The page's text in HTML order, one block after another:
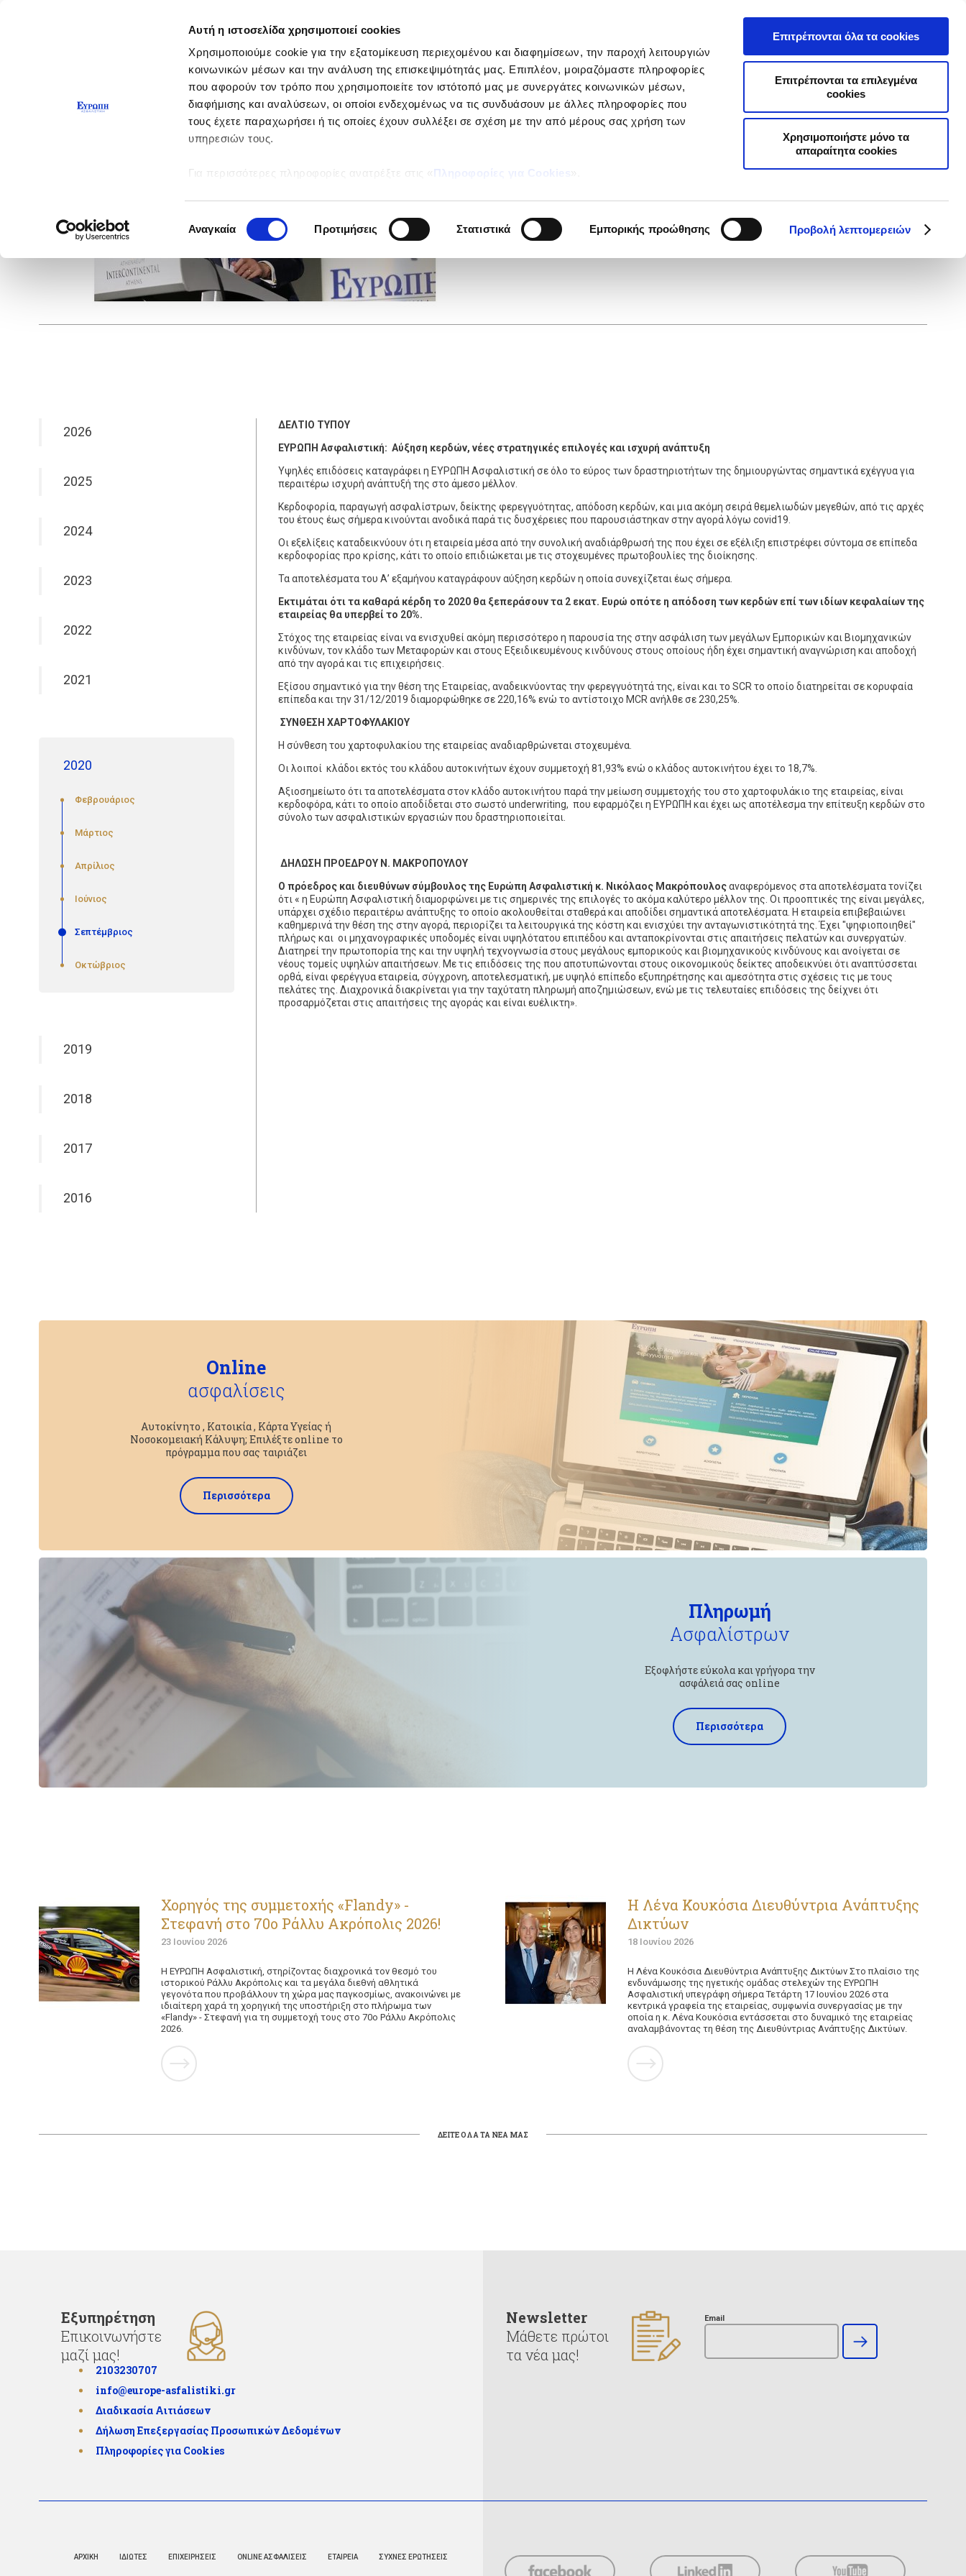
Αυτή η ιστοσελίδα χρησιμοποιεί cookies
Χρησιμοποιούμε cookie για την εξατομίκευση περιεχομένου και διαφημίσεων, την παροχή λειτουργιών
κοινωνικών μέσων και την ανάλυση της επισκεψιμότητάς μας. Επιπλέον, μοιραζόμαστε πληροφορίες
που αφορούν τον τρόπο που χρησιμοποιείτε τον ιστότοπό μας με συνεργάτες κοινωνικών μέσων,
διαφήμισης και αναλύσεων, οι οποίοι ενδεχομένως να τις συνδυάσουν με άλλες πληροφορίες που
τους έχετε παραχωρήσει ή τις οποίες έχουν συλλέξει σε σχέση με την από μέρους σας χρήση των
υπηρεσιών τους.
Για περισσότερες πληροφορίες ανατρέξτε στις « Πληροφορίες για Cookies ».
συγκατάθεσης
Αναγκαία Προτιμήσεις Στατιστικά Εμπορικής προώθησης Προβολή λεπτομερειών
Επιτρέπονται όλα τα cookies
Επιτρέπονται τα επιλεγμένα
cookies
Χρησιμοποιήστε μόνο τα
απαραίτητα cookies
Ιδιώτες Επιχειρήσεις Online Ασφαλίσεις
2026
2025
2024
2023
2022
2021
2020
Φεβρουάριος
Μάρτιος
Απρίλιος
Ιούνιος
Σεπτέμβριος
Οκτώβριος
2019
2018
2017
2016
ΔΕΛΤΙΟ ΤΥΠΟΥ
ΕΥΡΩΠΗ Ασφαλιστική: Αύξηση κερδών, νέες στρατηγικές επιλογές και ισχυρή ανάπτυξη
Υψηλές επιδόσεις καταγράφει η ΕΥΡΩΠΗ Ασφαλιστική σε όλο το εύρος των δραστηριοτήτων της δημιουργώντας σημαντικά εχέγγυα για
περαιτέρω ισχυρή ανάπτυξή της στο άμεσο μέλλον.
Κερδοφορία, παραγωγή ασφαλίστρων, δείκτης φερεγγυότητας, απόδοση κερδών, και μια ακόμη σειρά θεμελιωδών μεγεθών, από τις αρχές
του έτους έως σήμερα κινούνται ανοδικά παρά τις δυσχέρειες που παρουσιάστηκαν στην αγορά λόγω covid19.
Οι εξελίξεις καταδεικνύουν ότι η εταιρεία μέσα από την συνολική αναδιάρθρωσή της που έχει σε εξέλιξη επιστρέφει σύντομα σε επίπεδα
κερδοφορίας προ κρίσης, κάτι το οποίο επιδιώκεται με τις στοχευμένες πρωτοβουλίες της διοίκησης.
Τα αποτελέσματα του Α’ εξαμήνου καταγράφουν αύξηση κερδών η οποία συνεχίζεται έως σήμερα.
Εκτιμάται ότι τα καθαρά κέρδη το 2020 θα ξεπεράσουν τα 2 εκατ. Ευρώ οπότε η απόδοση των κερδών επί των ιδίων κεφαλαίων της
εταιρείας θα υπερβεί το 20%.
Στόχος της εταιρείας είναι να ενισχυθεί ακόμη περισσότερο η παρουσία της στην ασφάλιση των μεγάλων Εμπορικών και Βιομηχανικών
κινδύνων, τον κλάδο των Μεταφορών και στους Εξειδικευμένους κινδύνους στους οποίους ήδη έχει σημαντική αναγνώριση και αποδοχή
από την αγορά και τις επιχειρήσεις.
Εξίσου σημαντικό για την θέση της Εταιρείας, αναδεικνύοντας την φερεγγυότητά της, είναι και το SCR το οποίο διατηρείται σε κορυφαία
επίπεδα και την 31/12/2019 διαμορφώθηκε σε 220,16% ενώ το αντίστοιχο MCR ανήλθε σε 230,25%.
ΣΥΝΘΕΣΗ ΧΑΡΤΟΦΥΛΑΚΙΟΥ
Η σύνθεση του χαρτοφυλακίου της εταιρείας αναδιαρθρώνεται στοχευμένα.
Οι λοιποί κλάδοι εκτός του κλάδου αυτοκινήτων έχουν συμμετοχή 81,93% ενώ ο κλάδος αυτοκινήτου έχει το 18,7%.
Αξιοσημείωτο ότι τα αποτελέσματα στον κλάδο αυτοκινήτου παρά την μείωση συμμετοχής του στο χαρτοφυλάκιο της εταιρείας, είναι
κερδοφόρα, κάτι το οποίο αποδίδεται στο σωστό underwriting, που εφαρμόζει η ΕΥΡΩΠΗ και έχει ως αποτέλεσμα την επίτευξη κερδών στο
σύνολο των ασφαλιστικών εργασιών που δραστηριοποιείται.
ΔΗΛΩΣΗ ΠΡΟΕΔΡΟΥ Ν. ΜΑΚΡΟΠΟΥΛΟΥ
Ο πρόεδρος και διευθύνων σύμβουλος της Ευρώπη Ασφαλιστική κ. Νικόλαος Μακρόπουλοςαναφερόμενος στα αποτελέσματα τονίζει
ότι « η Ευρώπη Ασφαλιστική διαμορφώνει με τις σημερινές της επιλογές το ακόμα καλύτερο μέλλον της. Οι προοπτικές της είναι μεγάλες,
υπάρχει σχέδιο περαιτέρω ανάπτυξης το οποίο ακολουθείται σταθερά και αποδίδει σημαντικά αποτελέσματα. Η εταιρεία επιβεβαιώνει
καθημερινά την θέση της στην αγορά, περιορίζει τα λειτουργικά της κόστη και ενισχύει την ανταγωνιστικότητά της. Έχει "ψηφιοποιηθεί"
πλήρως και οι μηχανογραφικές υποδομές είναι υψηλότατου επιπέδου και ανταποκρίνονται στις απαιτήσεις πελατών και συνεργατών.
Διατηρεί την πρωτοπορία της και την υψηλή τεχνογνωσία στους μεγάλους εμπορικούς και βιομηχανικούς κινδύνους και ανοίγεται σε
νέους τομείς υψηλών απαιτήσεων. Με τις επιδόσεις της που αποτυπώνονται στους οικονομικούς δείκτες αποδεικνύει ότι αναπτύσσεται
ορθά, είναι φερέγγυα εταιρεία, σύγχρονη, αποτελεσματική, με υψηλό επίπεδο εξυπηρέτησης και αμεσότητα στις σχέσεις τις με τους
πελάτες της. Διαχρονικά διακρίνεται για την ταχύτατη πληρωμή αποζημιώσεων, ενώ με τις τελευταίες επιδόσεις της δείχνει ότι
προσαρμόζεται στις απαιτήσεις της αγοράς και είναι ευέλικτη».
Online
ασφαλίσεις
Αυτοκίνητο , Κατοικία , Κάρτα Υγείας ή
Νοσοκομειακή Κάλυψη; Επιλέξτε online το
πρόγραμμα που σας ταιριάζει
Περισσότερα
Πληρωμή
Ασφαλίστρων
Εξοφλήστε εύκολα και γρήγορα την
ασφάλειά σας online
Περισσότερα
Χορηγός της συμμετοχής «Flandy» -
Στεφανή στο 70ο Ράλλυ Ακρόπολις 2026!
23 Ιουνίου 2026
Η ΕΥΡΩΠΗ Ασφαλιστική, στηρίζοντας διαχρονικά τον θεσμό του
ιστορικού Ράλλυ Ακρόπολις και τα μεγάλα διεθνή αθλητικά
γεγονότα που προβάλλουν τη χώρα μας παγκοσμίως, ανακοινώνει με
ιδιαίτερη χαρά τη χορηγική της υποστήριξη στο πλήρωμα των
«Flandy» - Στεφανή για τη συμμετοχή τους στο 70ο Ράλλυ Ακρόπολις
2026.
Η Λένα Κουκόσια Διευθύντρια Ανάπτυξης
Δικτύων
18 Ιουνίου 2026
Η Λένα Κουκόσια Διευθύντρια Ανάπτυξης Δικτύων Στο πλαίσιο της
ενδυνάμωσης της ηγετικής ομάδας στελεχών της ΕΥΡΩΠΗ
Ασφαλιστική υπεγράφη σήμερα Τετάρτη 17 Ιουνίου 2026 στα
κεντρικά γραφεία της εταιρείας, συμφωνία συνεργασίας με την
οποία η κ. Λένα Κουκόσια εντάσσεται στο δυναμικό της εταιρείας
αναλαμβάνοντας τη θέση της Διευθύντριας Ανάπτυξης Δικτύων.
ΔΕΙΤΕ ΟΛΑ ΤΑ ΝΕΑ ΜΑΣ
Εξυπηρέτηση
Επικοινωνήστε
μαζί μας!
2103230707
info@europe-asfalistiki.gr
Διαδικασία Αιτιάσεων
Δήλωση Επεξεργασίας Προσωπικών Δεδομένων
Πληροφορίες για Cookies
Newsletter
Μάθετε πρώτοι
τα νέα μας!
Email
ΑΡΧΙΚΗ ΙΔΙΩΤΕΣ ΕΠΙΧΕΙΡΗΣΕΙΣ ONLINE ΑΣΦΑΛΙΣΕΙΣ ΕΤΑΙΡΕΙΑ ΣΥΧΝΕΣ ΕΡΩΤΗΣΕΙΣ